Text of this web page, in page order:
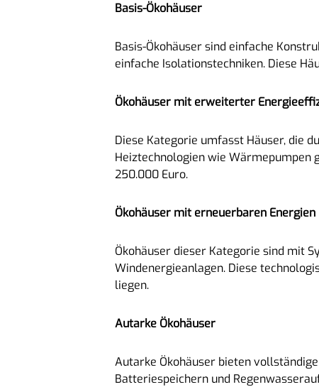
Basis-Ökohäuser
Basis-Ökohäuser sind einfache
einfache Isolationstechniken. Diese
Ökohäuser mit erweiterter
Diese Kategorie umfasst Häuser, die
Heiztechnologien wie Wärmepumpen
250.000 Euro.
Ökohäuser mit erneuerbaren Energien
Ökohäuser dieser Kategorie sind mit
Windenergieanlagen. Diese
liegen.
Autarke Ökohäuser
Autarke Ökohäuser bieten
Batteriespeichern und